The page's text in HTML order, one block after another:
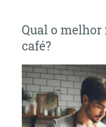
Qual o melhor
café?